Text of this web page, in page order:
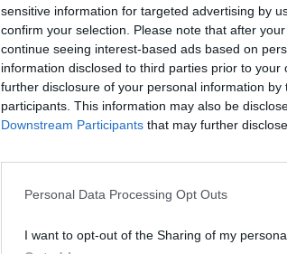
sensitive information for targeted advertising by
confirm your selection. Please note that after
continue seeing interest-based ads based on
information disclosed to third parties prior to
further disclosure of your personal information by
participants. This information may also be
Downstream Participants that may further
Personal Data Processing Opt Outs
I want to opt-out of the Sharing of my